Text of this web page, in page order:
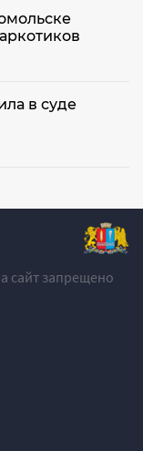
в суде
сайт запрещено